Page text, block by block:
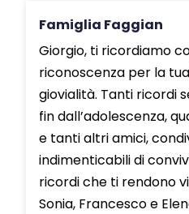
Famiglia Faggian
Giorgio, ti ricordiamo
riconoscenza per la
giovialità. Tanti ricordi
fin dall’adolescenza,
e tanti altri amici,
indimenticabili di
ricordi che ti rendono
Sonia, Francesco e